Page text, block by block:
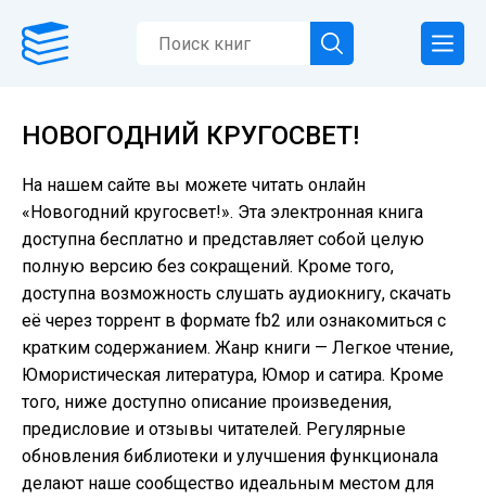
НОВОГОДНИЙ КРУГОСВЕТ!
На нашем сайте вы можете читать онлайн
«Новогодний кругосвет!». Эта электронная книга
доступна бесплатно и представляет собой целую
полную версию без сокращений. Кроме того,
доступна возможность слушать аудиокнигу, скачать
её через торрент в формате fb2 или ознакомиться с
кратким содержанием. Жанр книги — Легкое чтение,
Юмористическая литература, Юмор и сатира. Кроме
того, ниже доступно описание произведения,
предисловие и отзывы читателей. Регулярные
обновления библиотеки и улучшения функционала
делают наше сообщество идеальным местом для